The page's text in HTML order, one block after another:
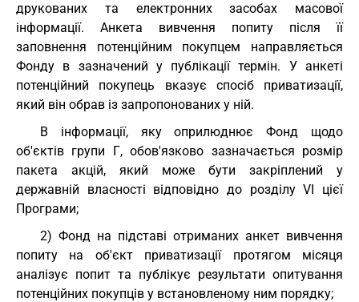
друкованих та електронних засобах масової
інформації. Анкета вивчення попиту після її
заповнення потенційним покупцем направляється
Фонду в зазначений у публікації термін. У анкеті
потенційний покупець вказує спосіб приватизації,
який він обрав із запропонованих у ній.
В інформації, яку оприлюднює Фонд щодо
об'єктів групи Г, обов'язково зазначається розмір
пакета акцій, який може бути закріплений у
державній власності відповідно до розділу VI цієї
Програми;
2) Фонд на підставі отриманих анкет вивчення
попиту на об'єкт приватизації протягом місяця
аналізує попит та публікує результати опитування
потенційних покупців у встановленому ним порядку;